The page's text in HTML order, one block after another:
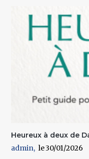
Heureux à deux de
admin
30/01/2026